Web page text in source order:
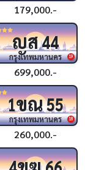
179,000.-
19
ญส44
กรุงเทพมหานคร
699,000.-
18
1ขณ55
กรุงเทพมหานคร
260,000.-